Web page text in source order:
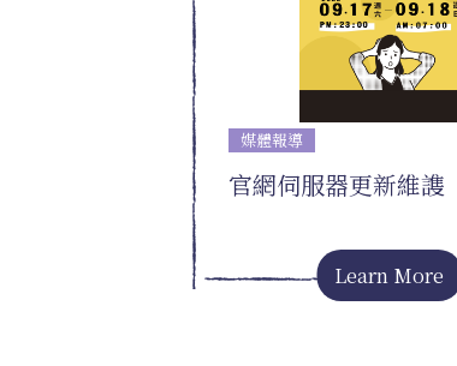
媒體報導
官網伺服器更新維謢
Learn More